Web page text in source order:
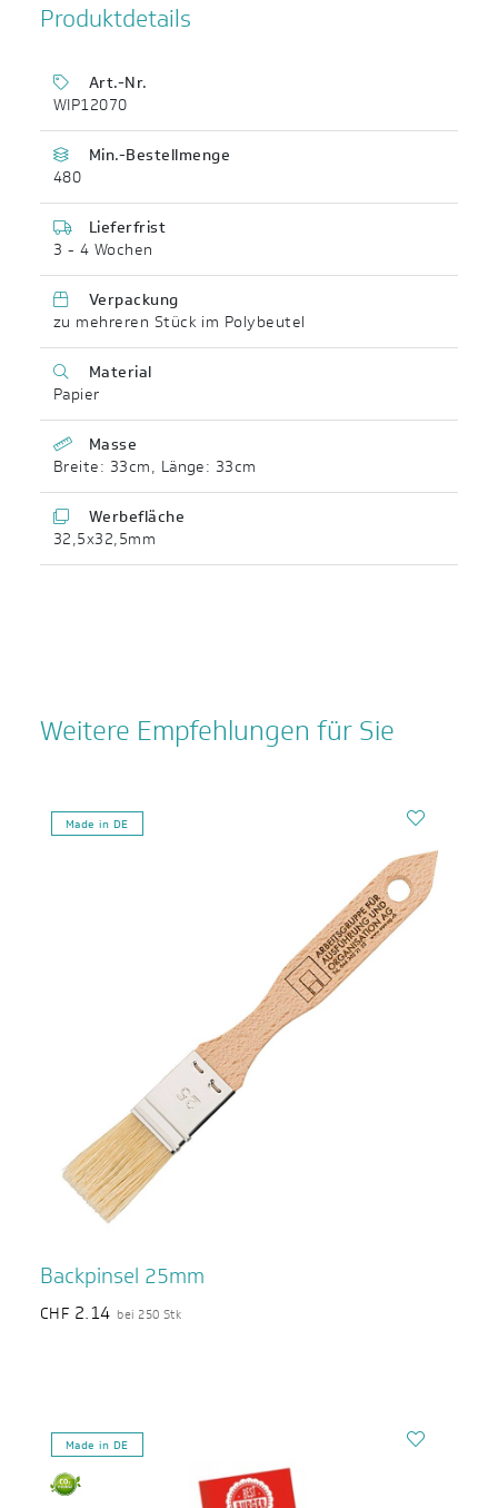
Produktdetails
Art.-Nr.
WIP12070
Min.-Bestellmenge
480
Lieferfrist
3 - 4 Wochen
Verpackung
zu mehreren Stück im Polybeutel
Material
Papier
Masse
Breite: 33cm, Länge: 33cm
Werbefläche
32,5x32,5mm
Weitere Empfehlungen für Sie
Made in DE
Backpinsel 25mm
CHF 2.14 bei 250 Stk
Made in DE